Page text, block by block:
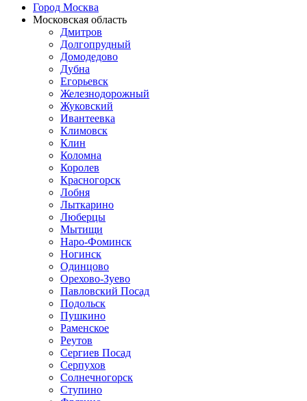
Город Москва
Московская область
Дмитров
Долгопрудный
Домодедово
Дубна
Егорьевск
Железнодорожный
Жуковский
Ивантеевка
Климовск
Клин
Коломна
Королев
Красногорск
Лобня
Лыткарино
Люберцы
Мытищи
Наро-Фоминск
Ногинск
Одинцово
Орехово-Зуево
Павловский Посад
Подольск
Пушкино
Раменское
Реутов
Сергиев Посад
Серпухов
Солнечногорск
Ступино